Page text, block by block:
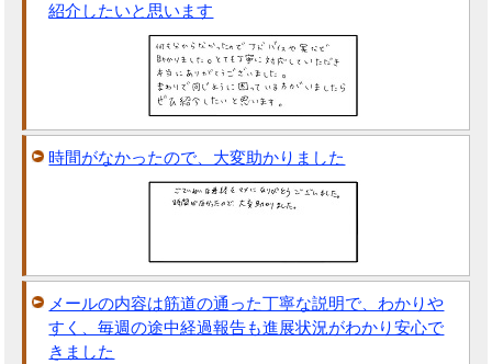
紹介したいと思います
時間がなかったので、大変助かりました
メールの内容は筋道の通った丁寧な説明で、わかりや
すく、毎週の途中経過報告も進展状況がわかり安心で
きました